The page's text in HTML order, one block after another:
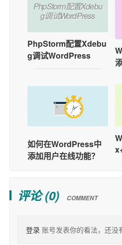
PhpStorm配置Xdebu
g调试WordPress
PhpStorm配置Xdebu
g调试WordPress
如何在WordPress中
添加用户在线功能？
评论 (0) COMMENT
登录 账号发表你的看法，还没